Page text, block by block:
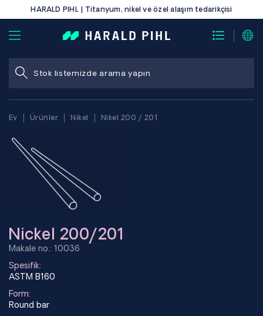
HARALD PIHL | Titanyum, nikel ve özel alaşım tedarikçisi
Ev Ürünler Nikel Nikel 200 / 201
Nickel 200/201
Makale no.: 10036
Spesifik:
ASTM B160
Form:
Round bar